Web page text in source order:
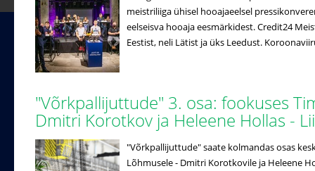
meistriliiga ühisel hooajaeelsel
eelseisva hooaja eesmärkidest. Credit24
Eestist, neli Lätist ja üks Leedust.
"Võrkpallijuttude" 3. osa: fookuses
Dmitri Korotkov ja Heleene Hollas -
"Võrkpallijuttude" saate kolmandas osas
Lõhmusele - Dmitri Korotkovile ja Heleene